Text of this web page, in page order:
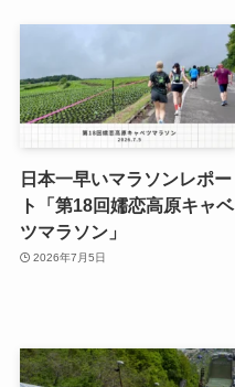
日本一早いマラソンレポー
ト「第18回嬬恋高原キャベ
ツマラソン」
2026年7月5日